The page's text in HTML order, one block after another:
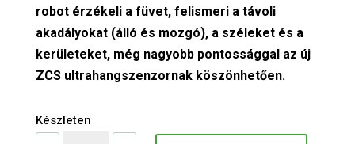
robot érzékeli a füvet, felismeri a távoli
akadályokat (álló és mozgó), a széleket és a
kerületeket, még nagyobb pontossággal az új
ZCS ultrahangszenzornak köszönhetően.
Készleten